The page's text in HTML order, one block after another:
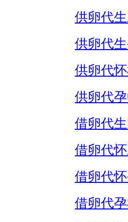
供卵代
供卵代生
供卵代
供卵代
借卵代
借卵代
借卵代怀
借卵代